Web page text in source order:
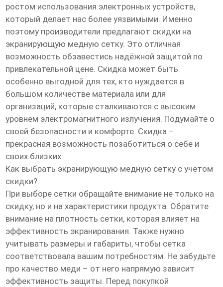
ростом использования электронных устройств,
который делает нас более уязвимыми. Именно
поэтому производители предлагают скидки на
экранирующую медную сетку. Это отличная
возможность обзавестись надёжной защитой по
привлекательной цене. Скидка может быть
особенно выгодной для тех, кто нуждается в
большом количестве материала или для
организаций, которые сталкиваются с высоким
уровнем электромагнитного излучения. Подумайте о
своей безопасности и комфорте. Скидка –
прекрасная возможность позаботиться о себе и
своих близких.
Как выбрать экранирующую медную сетку с учётом
скидки?
При выборе сетки обращайте внимание не только на
скидку, но и на характеристики продукта. Обратите
внимание на плотность сетки, которая влияет на
эффективность экранирования. Также нужно
учитывать размеры и габариты, чтобы сетка
соответствовала вашим потребностям. Не забудьте
про качество меди – от него напрямую зависит
эффективность защиты. Перед покупкой